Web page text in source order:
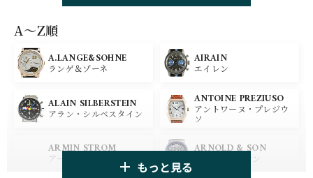
パネライ
OMEGA
オメガ
BREGUET
ブレゲ
BLANCPAIN
ブランパン
BREITLING
ブライトリング
HUBLOT
ウブロ
ZENITH
A〜Z順
A.LANGE&SOHNE
ランゲ＆ゾーネ
AIRAIN
エイレン
ALAIN SILBERSTEIN
アラン・シルベスタイン
ANTOINE PREZIUSO
アントワーヌ・プレジウ
ソ
ARMIN STROM
アーミン・シュトローム
ARNOLD & SON
アーノルド&サン
もっと見る